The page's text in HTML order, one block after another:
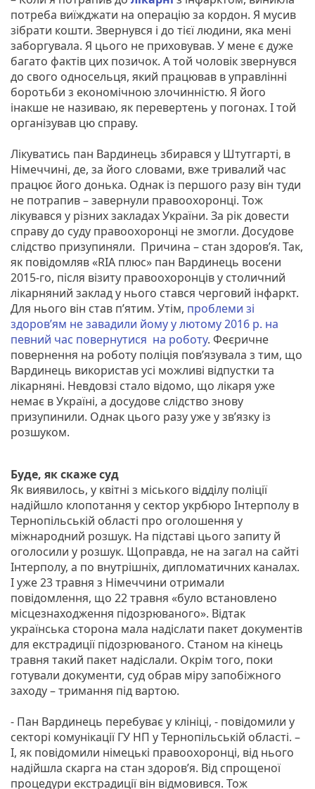
потреба виїжджати на операцію за кордон. Я мусив
зібрати кошти. Звернувся і до тієї людини, яка мені
заборгувала. Я цього не приховував. У мене є дуже
багато фактів цих позичок. А той чоловік звернувся
до свого односельця, який працював в управлінні
боротьби з економічною злочинністю. Я його
інакше не називаю, як перевертень у погонах. І той
організував цю справу.
Лікуватись пан Вардинець збирався у Штутгарті, в
Німеччині, де, за його словами, вже тривалий час
працює його донька. Однак із першого разу він туди
не потрапив – завернули правоохоронці. Тож
лікувався у різних закладах України. За рік довести
справу до суду правоохоронці не змогли. Досудове
слідство призупиняли. Причина – стан здоров’я. Так,
як повідомляв «RIA плюс» пан Вардинець восени
2015-го, після візиту правоохоронців у столичний
лікарняний заклад у нього стався черговий інфаркт.
Для нього він став п’ятим. Утім, проблеми зі
здоров’ям не завадили йому у лютому 2016 р. на
певний час повернутися на роботу. Феєричне
повернення на роботу поліція пов’язувала з тим, що
Вардинець використав усі можливі відпустки та
лікарняні. Невдовзі стало відомо, що лікаря уже
немає в Україні, а досудове слідство знову
призупинили. Однак цього разу уже у зв’язку із
розшуком.
Буде, як скаже суд
Як виявилось, у квітні з міського відділу поліції
надійшло клопотання у сектор укрбюро Інтерполу в
Тернопільській області про оголошення у
міжнародний розшук. На підставі цього запиту й
оголосили у розшук. Щоправда, не на загал на сайті
Інтерполу, а по внутрішніх, дипломатичних каналах.
І уже 23 травня з Німеччини отримали
повідомлення, що 22 травня «було встановлено
місцезнаходження підозрюваного». Відтак
українська сторона мала надіслати пакет документів
для екстрадиції підозрюваного. Станом на кінець
травня такий пакет надіслали. Окрім того, поки
готували документи, суд обрав міру запобіжного
заходу – тримання під вартою.
- Пан Вардинець перебуває у клініці, - повідомили у
секторі комунікації ГУ НП у Тернопільській області. –
І, як повідомили німецькі правоохоронці, від нього
надійшла скарга на стан здоров’я. Від спрощеної
процедури екстрадиції він відмовився. Тож